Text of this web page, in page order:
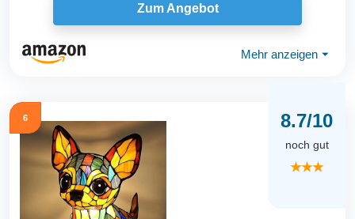
Zum Angebot
Mehr anzeigen ⏷
6 8.7/10
noch gut
★★★